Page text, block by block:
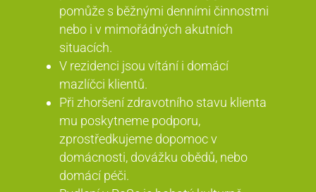
pomůže s běžnými denními činnostmi
nebo i v mimořádných akutních
situacích.
V rezidenci jsou vítání i domácí
mazlíčci klientů.
Při zhoršení zdravotního stavu klienta
mu poskytneme podporu,
zprostředkujeme dopomoc v
domácnosti, dovážku obědů, nebo
domácí péči.